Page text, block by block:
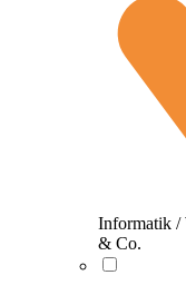
Informatik /
& Co.